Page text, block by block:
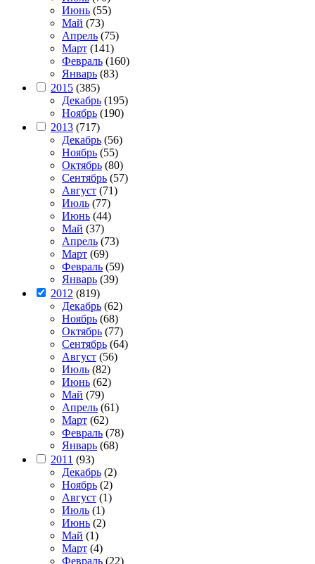
Июнь (55)
Май (73)
Апрель (75)
Март (141)
Февраль (160)
Январь (83)
2015 (385)
Декабрь (195)
Ноябрь (190)
2013 (717)
Декабрь (56)
Ноябрь (55)
Октябрь (80)
Сентябрь (57)
Август (71)
Июль (77)
Июнь (44)
Май (37)
Апрель (73)
Март (69)
Февраль (59)
Январь (39)
2012 (819)
Декабрь (62)
Ноябрь (68)
Октябрь (77)
Сентябрь (64)
Август (56)
Июль (82)
Июнь (62)
Май (79)
Апрель (61)
Март (62)
Февраль (78)
Январь (68)
2011 (93)
Декабрь (2)
Ноябрь (2)
Август (1)
Июль (1)
Июнь (2)
Май (1)
Март (4)
Февраль (22)